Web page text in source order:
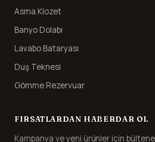
Asma Klozet
Banyo Dolabı
Lavabo Bataryası
Duş Teknesi
Gömme Rezervuar
FIRSATLARDAN HABERDAR OL
Kampanya ve yeni ürünler için bültene